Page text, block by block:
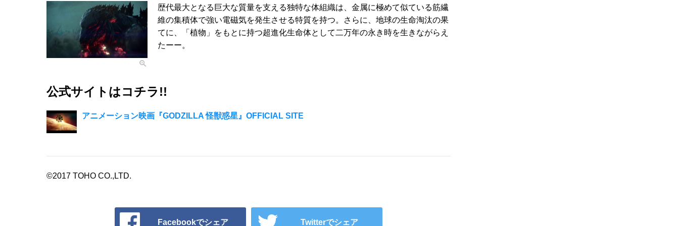
歴代最大となる巨大な質量を支える独特な体組織は、金属に極めて似ている筋繊
維の集積体で強い電磁気を発生させる特質を持つ。さらに、地球の生命淘汰の果
てに、「植物」をもとに持つ超進化生命体として二万年の永き時を生きながらえ
たーー。
公式サイトはコチラ!!
アニメーション映画『GODZILLA 怪獣惑星』OFFICIAL SITE
©2017 TOHO CO.,LTD.
Facebookでシェア Twitterでシェア